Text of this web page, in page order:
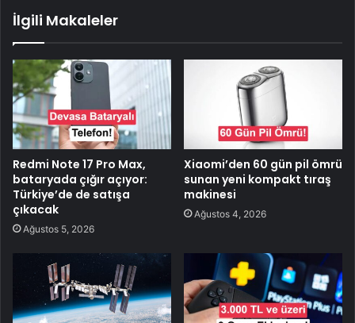
İlgili Makaleler
Redmi Note 17 Pro Max,
bataryada çığır açıyor:
Türkiye’de de satışa
çıkacak
Ağustos 5, 2026
Xiaomi’den 60 gün pil ömrü
sunan yeni kompakt tıraş
makinesi
Ağustos 4, 2026